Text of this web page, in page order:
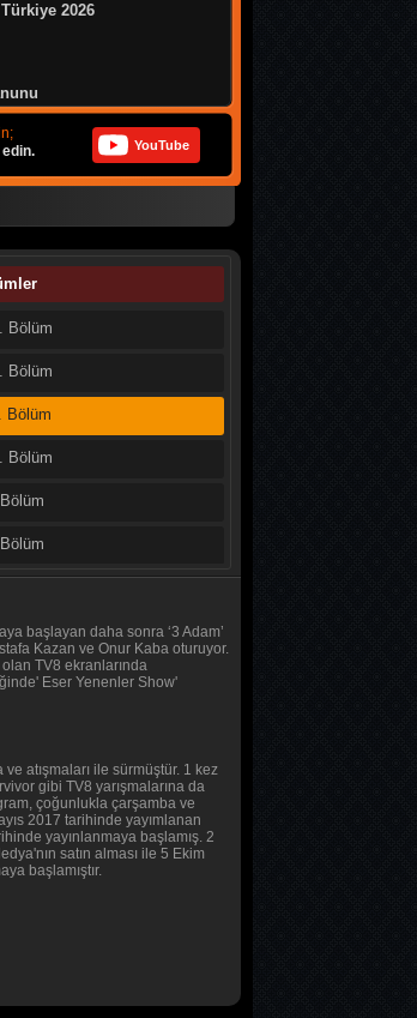
2026
2026
2026
YouTube
Bölüm
Bölüm
Bölüm
Bölüm
Bölüm
başlayan daha sonra ‘3 Adam’
Kazan ve Onur Kaba oturuyor.
TV8 ekranlarında
Eser Yenenler Show'
atışmaları ile sürmüştür. 1 kez
gibi TV8 yarışmalarına da
çoğunlukla çarşamba ve
2017 tarihinde yayımlanan
yayınlanmaya başlamış. 2
satın alması ile 5 Ekim
başlamıştır.